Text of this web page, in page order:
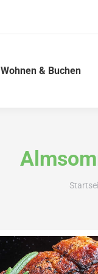
Wohnen & Buchen
Du